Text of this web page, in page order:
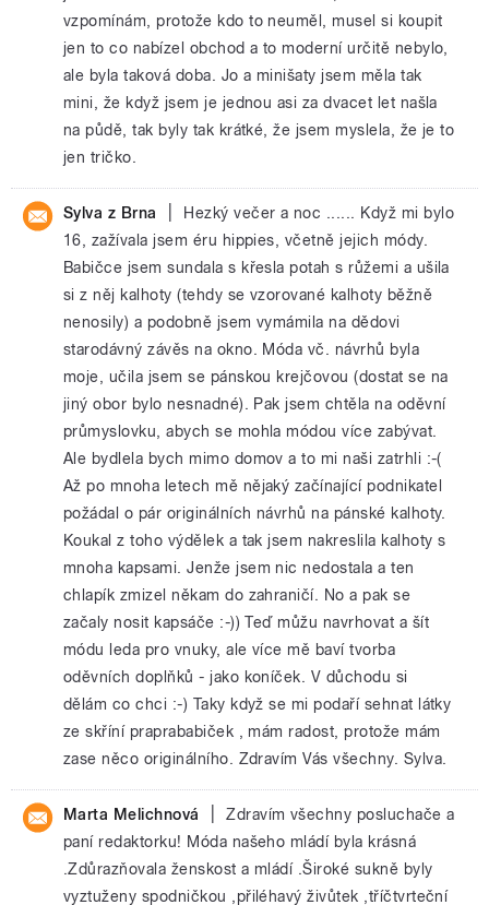
vzpomínám, protože kdo to neuměl, musel si koupit
jen to co nabízel obchod a to moderní určitě nebylo,
ale byla taková doba. Jo a minišaty jsem měla tak
mini, že když jsem je jednou asi za dvacet let našla
na půdě, tak byly tak krátké, že jsem myslela, že je to
jen tričko.
Sylva z Brna
Hezký večer a noc ...... Když mi bylo
16, zažívala jsem éru hippies, včetně jejich módy.
Babičce jsem sundala s křesla potah s růžemi a ušila
si z něj kalhoty (tehdy se vzorované kalhoty běžně
nenosily) a podobně jsem vymámila na dědovi
starodávný závěs na okno. Móda vč. návrhů byla
moje, učila jsem se pánskou krejčovou (dostat se na
jiný obor bylo nesnadné). Pak jsem chtěla na oděvní
průmyslovku, abych se mohla módou více zabývat.
Ale bydlela bych mimo domov a to mi naši zatrhli :-(
Až po mnoha letech mě nějaký začínající podnikatel
požádal o pár originálních návrhů na pánské kalhoty.
Koukal z toho výdělek a tak jsem nakreslila kalhoty s
mnoha kapsami. Jenže jsem nic nedostala a ten
chlapík zmizel někam do zahraničí. No a pak se
začaly nosit kapsáče :-)) Teď můžu navrhovat a šít
módu leda pro vnuky, ale více mě baví tvorba
oděvních doplňků - jako koníček. V důchodu si
dělám co chci :-) Taky když se mi podaří sehnat látky
ze skříní praprababiček , mám radost, protože mám
zase něco originálního. Zdravím Vás všechny. Sylva.
Marta Melichnová
Zdravím všechny posluchače a
paní redaktorku! Móda našeho mládí byla krásná
.Zdůrazňovala ženskost a mládí .Široké sukně byly
vyztuženy spodničkou ,přiléhavý živůtek ,tříčtvrteční